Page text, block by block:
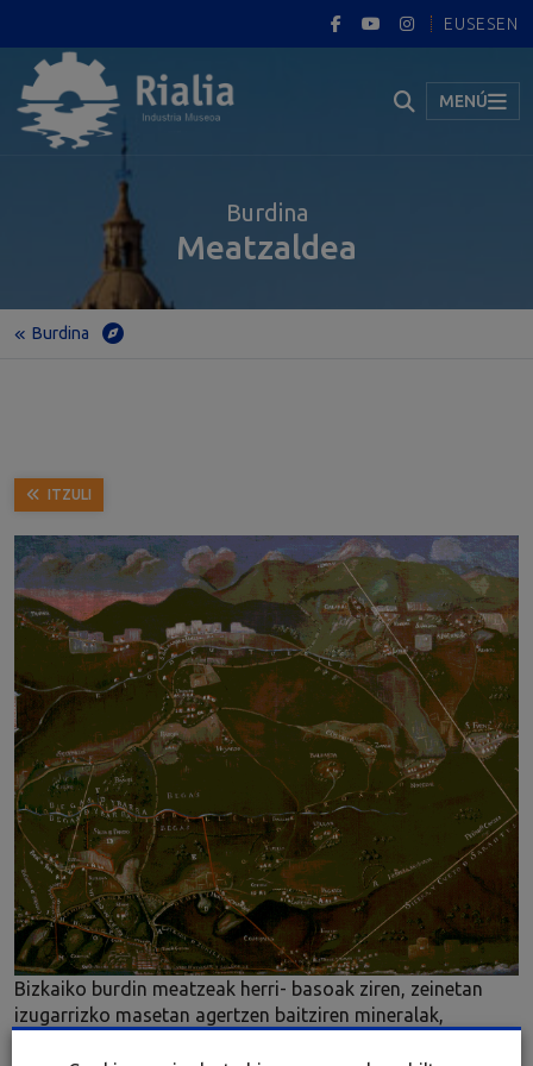
EUSESEN
MENÚ
Burdina
Meatzaldea
Burdina
ITZULI
Bizkaiko burdin meatzeak herri- basoak ziren, zeinetan
izugarrizko masetan agertzen baitziren mineralak,